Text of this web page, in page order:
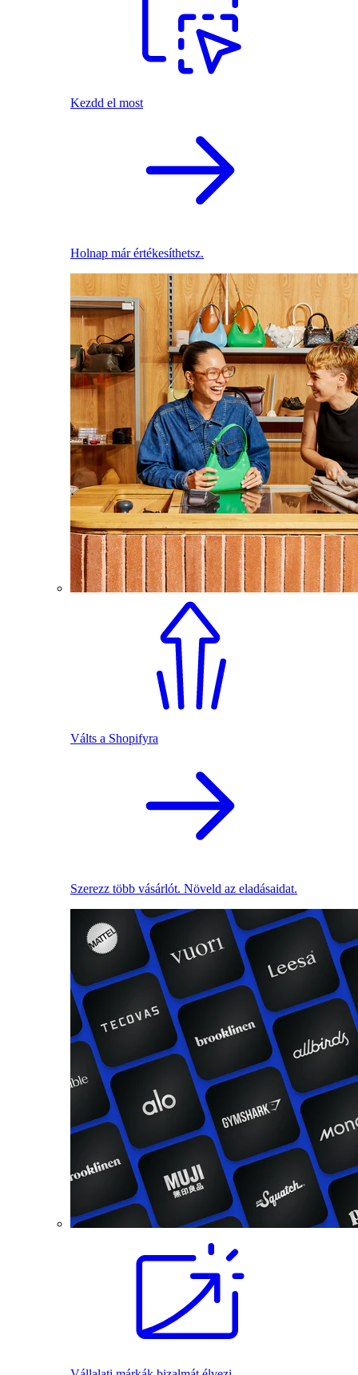
Kezdd el most
Holnap már értékesíthetsz.
Válts a Shopifyra
Szerezz több vásárlót. Növeld az eladásaidat.